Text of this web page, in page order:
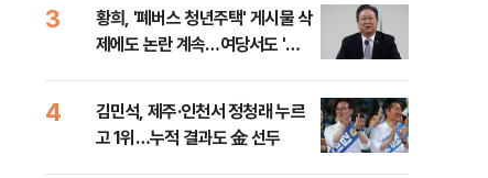
3
황희, '폐버스 청년주택' 게시물 삭
제에도 논란 계속…여당서도 '내
4
김민석, 제주·인천서 정청래 누르
고 1위…누적 결과도 金 선두